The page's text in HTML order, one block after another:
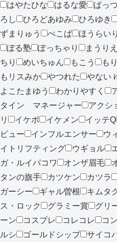
はやたひな
はるな愛 ぱっ
ろし
ひろどあゆみ ひろゆき
ずまりゅう
ぺこぱ ほうらい
ぼる塾
ぽっちゃり まうり
ちり
めいちゅん もこう も
もリスみか
やつれた やない
よこたまゆう
わかりやすく
タイン マネージャー
アクシ
リ
イケボ イケメン イッテQ
ビュー
インフルエンサー ウ
イトリフティング
ウギョル
ガ・ルイパコワ
オンザ眉毛
タンの旗手
カツケン カツラ
ガーシー
ギャル曽根 キムタ
ス・ロック
グラミー賞 グリ
ーン
コスプレ コレコレ コ
ルシ
ゴールドシップ サイコ